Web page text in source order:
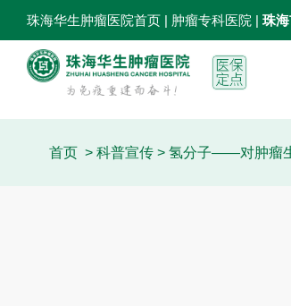
珠海华生肿瘤医院首页 | 肿瘤专科医院 | 珠
首页 > 科普宣传 > 氢分子——对肿瘤